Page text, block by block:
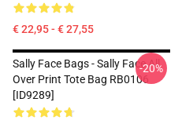
€ 22,95 - € 27,55
Sally Face Bags - Sally Face All
Over Print Tote Bag RB0106
[ID9289]
-20%